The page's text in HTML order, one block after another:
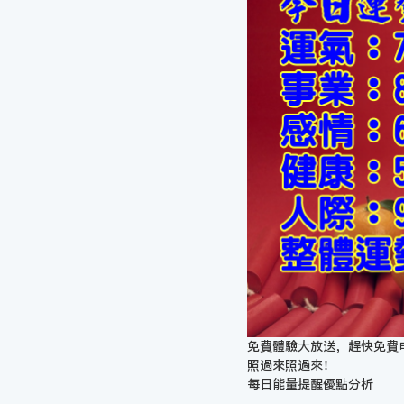
免費體驗大放送，趕快免費
照過來照過來！
每日能量提醒優點分析